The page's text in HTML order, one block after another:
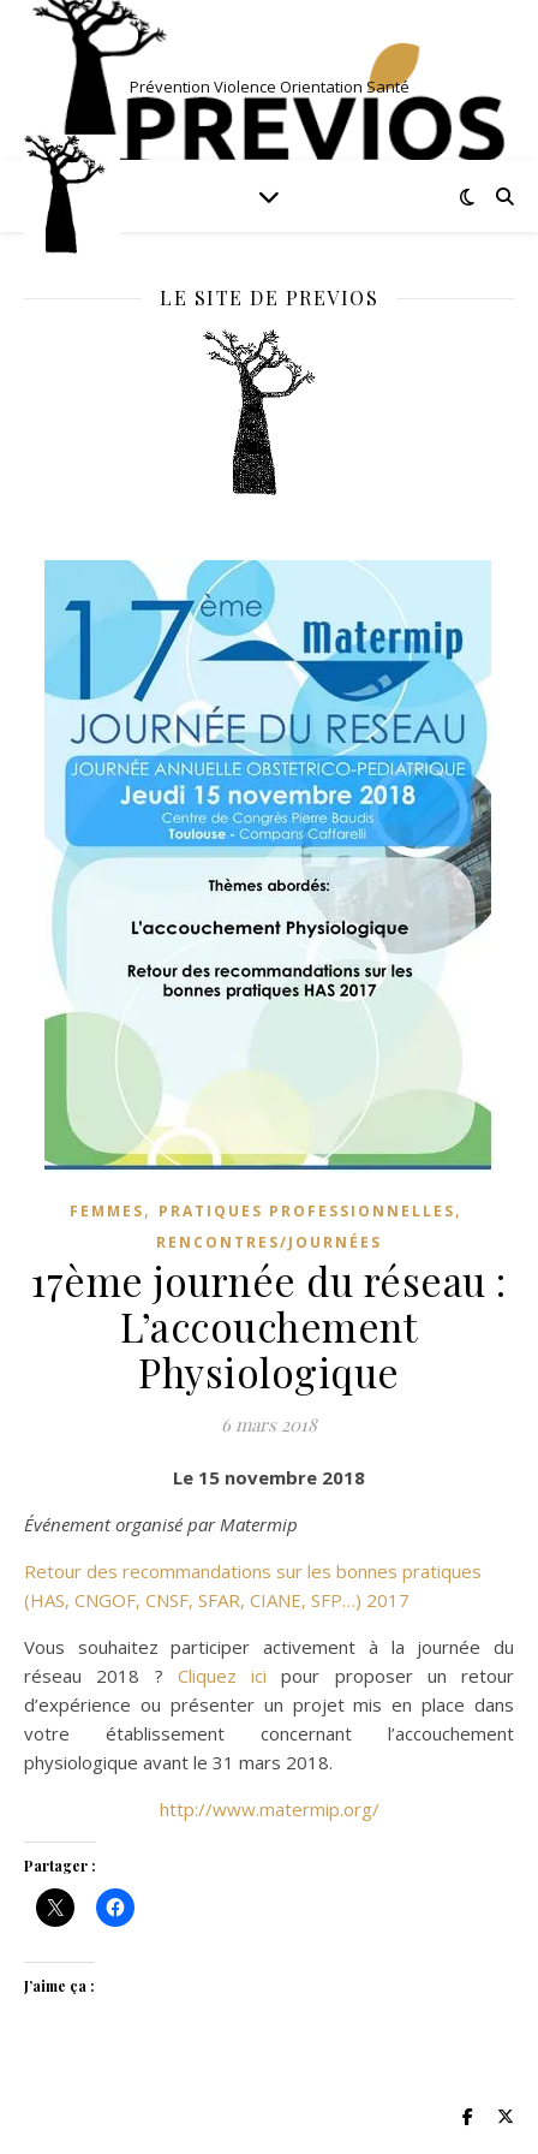
Prévention Violence Orientation Santé
LE SITE DE PREVIOS
FEMMES, PRATIQUES PROFESSIONNELLES,
RENCONTRES/JOURNÉES
17ème journée du réseau :
L’accouchement
Physiologique
6 mars 2018
Le 15 novembre 2018
Événement organisé par Matermip
Retour des recommandations sur les bonnes pratiques
(HAS, CNGOF, CNSF, SFAR, CIANE, SFP…) 2017
Vous souhaitez participer activement à la journée du
réseau 2018 ? Cliquez ici pour proposer un retour
d’expérience ou présenter un projet mis en place dans
votre établissement concernant l’accouchement
physiologique avant le 31 mars 2018.
http://www.matermip.org/
Partager :
J’aime ça :